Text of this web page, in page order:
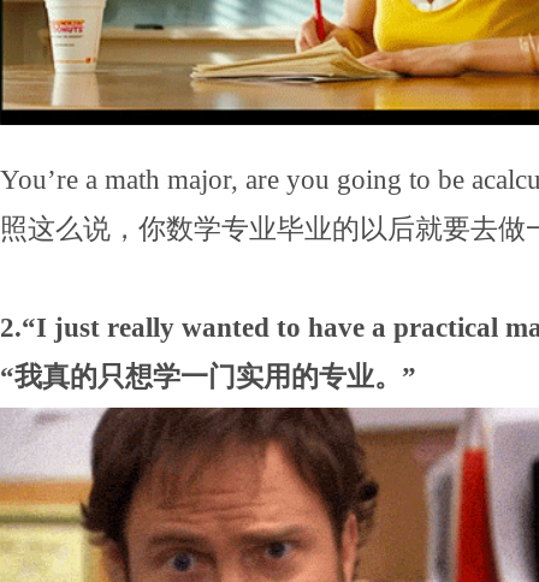
You’re a math major, are you going to be
照这么说，你数学专业毕业的以后就要去做
2.“I just really wanted to have a practical
“我真的只想学一门实用的专业。”